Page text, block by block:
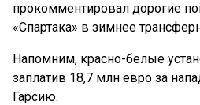
прокомментировал дорогие
«Спартака» в зимнее
Напомним, красно-белые
заплатив 18,7 млн евро за
Гарсию.